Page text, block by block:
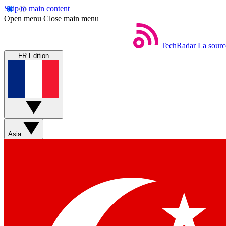
Skip to main content
Open menu Close main menu
TechRadar La
FR Edition
Asia